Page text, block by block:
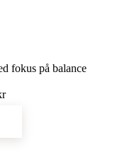
fokus på balance